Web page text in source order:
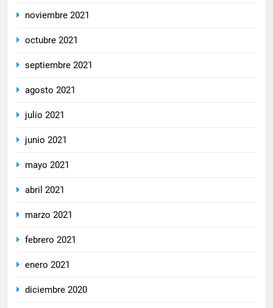
noviembre 2021
octubre 2021
septiembre 2021
agosto 2021
julio 2021
junio 2021
mayo 2021
abril 2021
marzo 2021
febrero 2021
enero 2021
diciembre 2020